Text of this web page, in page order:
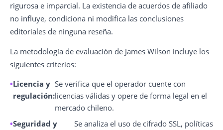
rigurosa e imparcial. La existencia de acuerdos de afiliado
no influye, condiciona ni modifica las conclusiones
editoriales de ninguna reseña.
La metodología de evaluación de James Wilson incluye los
siguientes criterios:
Licencia y
regulación:
Se verifica que el operador cuente con
licencias válidas y opere de forma legal en el
mercado chileno.
Seguridad y
Se analiza el uso de cifrado SSL, políticas